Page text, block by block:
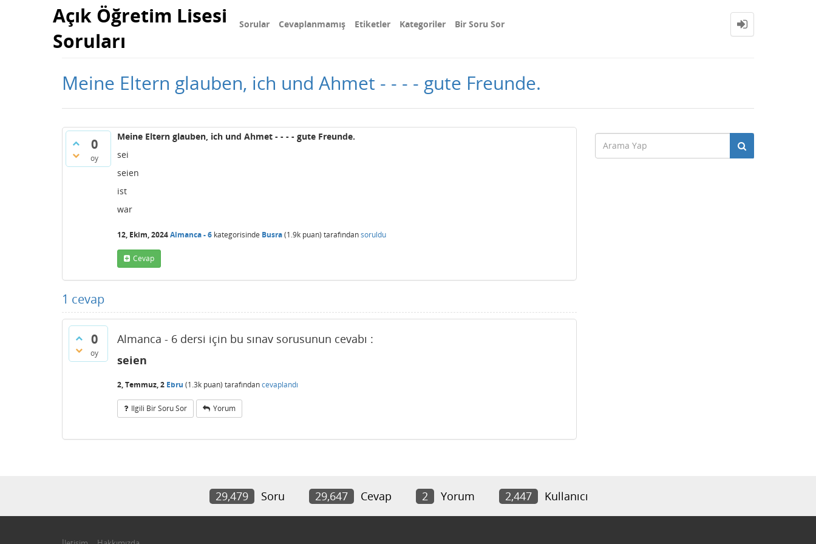
Açık Öğretim Lisesi
Soruları
Sorular Cevaplanmamış Etiketler Kategoriler Bir Soru Sor
Meine Eltern glauben, ich und Ahmet - - - - gute Freunde.
0
oy
Meine Eltern glauben, ich und Ahmet - - - - gute Freunde.
sei
seien
ist
war
12, Ekim, 2024Almanca - 6 kategorisinde Busra(1.9k puan) tarafındansoruldu
Cevap
1 cevap
0
oy
Almanca - 6 dersi için bu sınav sorusunun cevabı :
seien
2, Temmuz, 2 Ebru (1.3k puan) tarafındancevaplandı
Ilgili Bir Soru Sor Yorum
29,479 Soru 29,647 Cevap 2 Yorum 2,447 Kullanıcı